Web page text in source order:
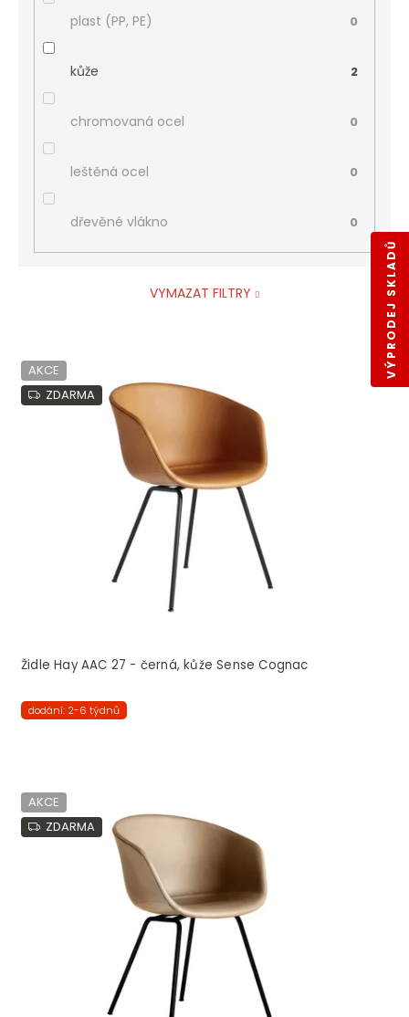
plast (PP, PE) 0
kůže 2
chromovaná ocel 0
leštěná ocel 0
dřevěné vlákno 0
VYMAZAT FILTRY
V
ý
p
AKCE
ZDARMA
Židle Hay AAC 27 - černá, kůže Sense Cognac
dodání: 2-6 týdnů
AKCE
ZDARMA
VÝPRODEJ SKLADŮ